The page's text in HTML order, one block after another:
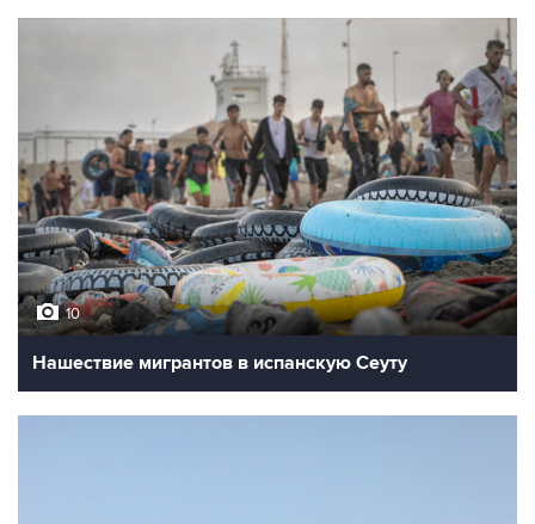
10
Нашествие мигрантов в испанскую Сеуту